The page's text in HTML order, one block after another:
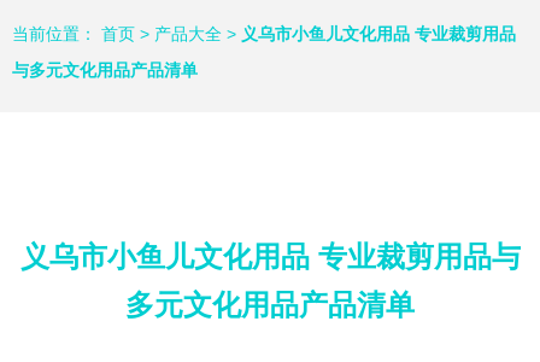
当前位置： 首页 > 产品大全 > 义乌市小鱼儿文化用品 专业裁剪用品
与多元文化用品产品清单
义乌市小鱼儿文化用品 专业裁剪用品与
多元文化用品产品清单